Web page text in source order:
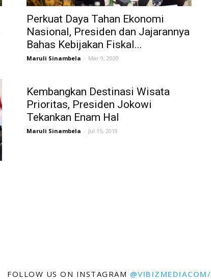
Perkuat Daya Tahan Ekonomi
Nasional, Presiden dan Jajarannya
Bahas Kebijakan Fiskal...
Maruli Sinambela - Mar 9, 2020
Kembangkan Destinasi Wisata
Prioritas, Presiden Jokowi
Tekankan Enam Hal
Maruli Sinambela - Jul 15, 2019
FOLLOW US ON INSTAGRAM @VIBIZMEDIACOM/